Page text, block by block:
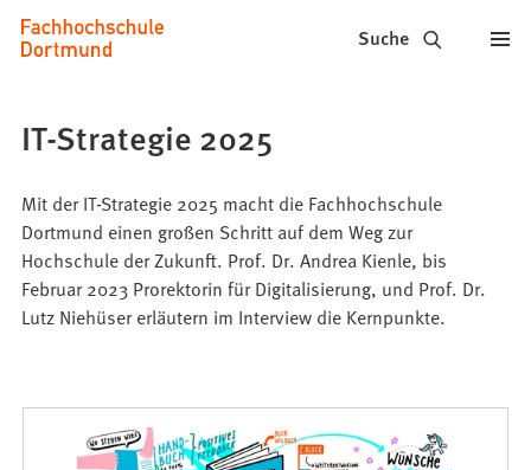
Inhalt anspringen
Fachhochschule
Dortmund
Studium,
Studiengänge,
Bewerbung
Suche
IT-Strategie 2025
Mit der IT-Strategie 2025 macht die Fachhochschule
Dortmund einen großen Schritt auf dem Weg zur
Hochschule der Zukunft. Prof. Dr. Andrea Kienle, bis
Februar 2023 Prorektorin für Digitalisierung, und Prof. Dr.
Lutz Niehüser erläutern im Interview die Kernpunkte.